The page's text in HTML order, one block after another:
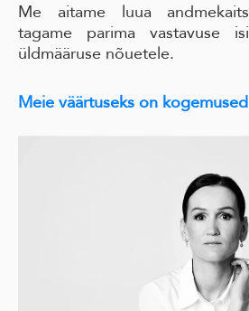
Me aitame luua
tagame parima vastavuse
üldmääruse nõuetele.
Meie väärtuseks on kogemused